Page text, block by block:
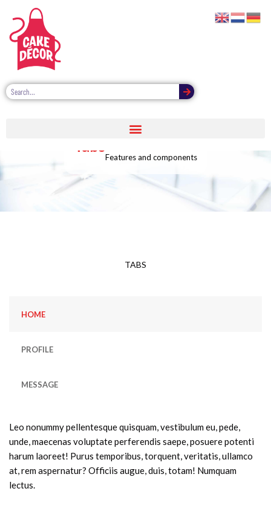
Tabs
Features and components
TABS
HOME
PROFILE
MESSAGE
Leo nonummy pellentesque quisquam, vestibulum eu, pede,
unde, maecenas voluptate perferendis saepe, posuere potenti
harum laoreet! Purus temporibus, torquent, veritatis, ullamco
at, rem aspernatur? Officiis augue, duis, totam! Numquam
lectus.